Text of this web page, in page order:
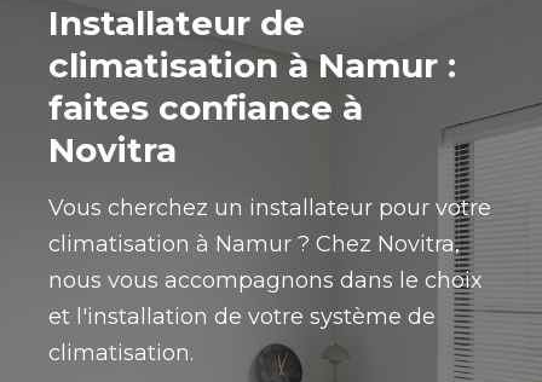
Installateur de
climatisation à Namur :
faites confiance à
Novitra
Vous cherchez un installateur pour votre
climatisation à Namur ? Chez Novitra,
nous vous accompagnons dans le choix
et l'installation de votre système de
climatisation.